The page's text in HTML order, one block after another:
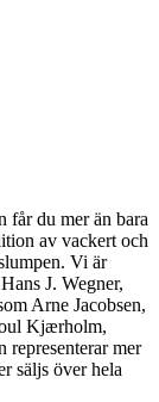
får du mer än bara
av vackert och
Vi är
J. Wegner,
Arne Jacobsen,
Kjærholm,
mer
säljs över hela